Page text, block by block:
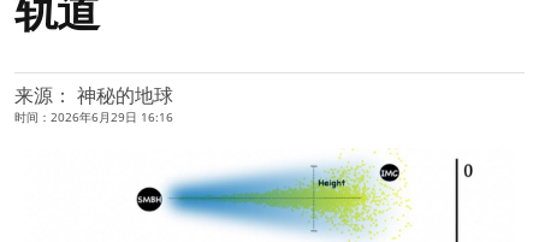
来源： 神秘的地球
时间：2026年6月29日 16:16